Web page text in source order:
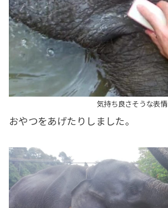
気持ち良さそうな表情
おやつをあげたりしました。